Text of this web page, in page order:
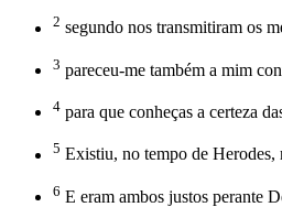
2 segundo nos transmitiram os
3 pareceu-me também a mim
4 para que conheças a certeza
5 Existiu, no tempo de Herodes,
6 E eram ambos justos perante